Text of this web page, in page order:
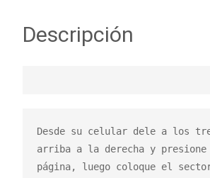
Descripción
Desde su celular dele a los
arriba a la derecha y
página, luego coloque el